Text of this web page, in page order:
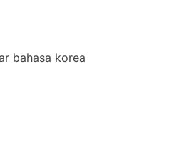
bahasa korea